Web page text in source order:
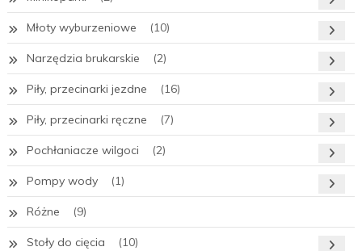
Młoty wyburzeniowe (10)
Narzędzia brukarskie (2)
Piły, przecinarki jezdne (16)
Piły, przecinarki ręczne (7)
Pochłaniacze wilgoci (2)
Pompy wody (1)
Różne (9)
Stoły do cięcia (10)